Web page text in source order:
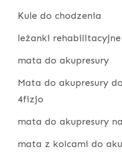
Kule do chodzenia
leżanki rehabilitacyjne
mata do akupresury
Mata do akupresury
4fizjo
mata do akupresury
mata z kolcami do